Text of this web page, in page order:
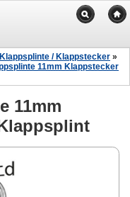
Klappsplinte / Klappstecker »
11mm Klappstecker
11mm